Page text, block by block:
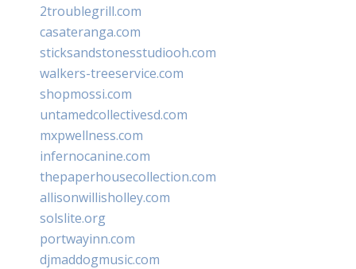
2troublegrill.com
casateranga.com
sticksandstonesstudiooh.com
walkers-treeservice.com
shopmossi.com
untamedcollectivesd.com
mxpwellness.com
infernocanine.com
thepaperhousecollection.com
allisonwillisholley.com
solslite.org
portwayinn.com
djmaddogmusic.com